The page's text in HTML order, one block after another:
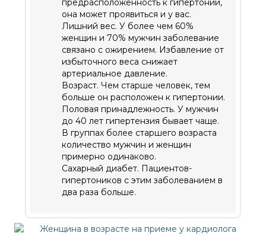
предрасположенность к гипертонии,
она может проявиться и у вас.
Лишний вес. У более чем 60%
женщин и 70% мужчин заболевание
связано с ожирением. Избавление от
избыточного веса снижает
артериальное давление.
Возраст. Чем старше человек, тем
больше он расположен к гипертонии.
Половая принадлежность. У мужчин
до 40 лет гипертензия бывает чаще.
В группах более старшего возраста
количество мужчин и женщин
примерно одинаково.
Сахарный диабет. Пациентов-
гипертоников с этим заболеванием в
два раза больше.